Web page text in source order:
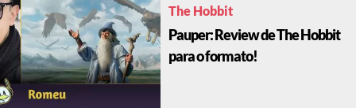
The Hobbit
Pauper: Review de The Hobbit
para o formato!